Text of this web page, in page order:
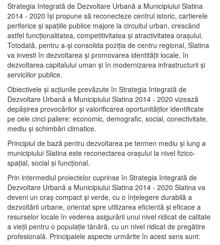
Strategia Integrată de Dezvoltare Urbană a Municipiului Slatina
2014 - 2020 își propune să reconecteze centrul istoric, cartierele
periferice şi spaţiile publice majore la circuitul urban, crescând
astfel funcţionalitatea, competitivitatea şi atractivitatea oraşului.
Totodată, pentru a-şi consolida poziţia de centru regional, Slatina
va investi în dezvoltarea şi promovarea identităţii locale, în
dezvoltarea capitalului uman şi în modernizarea infrastructurii şi
serviciilor publice.
Obiectivele şi acţiunile prevăzute în Strategia Integrată de
Dezvoltare Urbană a Municipiului Slatina 2014 - 2020 vizează
depășirea provocărilor şi valorificarea oportunităţilor identificate
pe cele cinci paliere: economic, demografic, social, conectivitate,
mediu şi schimbări climatice.
Principiul de bază pentru dezvoltarea pe termen mediu şi lung a
municipiului Slatina este reconectarea oraşului la nivel fizico-
spaţial, social şi funcţional.
Prin intermediul proiectelor cuprinse în Strategia Integrată de
Dezvoltare Urbană a Municipiului Slatina 2014 - 2020 Slatina va
deveni un oraş compact şi verde, cu o înţelegere durabilă a
dezvoltării urbane, orientat spre utilizarea eficientă şi eficace a
resurselor locale în vederea asigurării unui nivel ridicat de calitate
a vieţii pentru o populaţie tânără, cu un nivel ridicat de pregătire
profesională. Principalele aspecte urmărite în acest sens sunt: